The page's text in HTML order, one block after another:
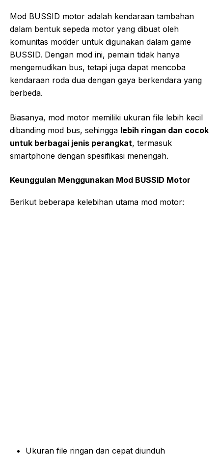
Mod BUSSID motor adalah kendaraan tambahan
dalam bentuk sepeda motor yang dibuat oleh
komunitas modder untuk digunakan dalam game
BUSSID. Dengan mod ini, pemain tidak hanya
mengemudikan bus, tetapi juga dapat mencoba
kendaraan roda dua dengan gaya berkendara yang
berbeda.
Biasanya, mod motor memiliki ukuran file lebih kecil
dibanding mod bus, sehingga lebih ringan dan cocok
untuk berbagai jenis perangkat, termasuk
smartphone dengan spesifikasi menengah.
Keunggulan Menggunakan Mod BUSSID Motor
Berikut beberapa kelebihan utama mod motor:
Ukuran file ringan dan cepat diunduh